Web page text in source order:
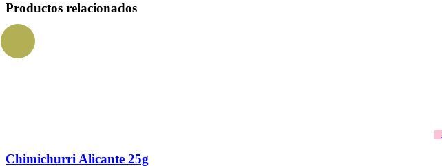
Productos relacionados
Chimichurri Alicante 25g